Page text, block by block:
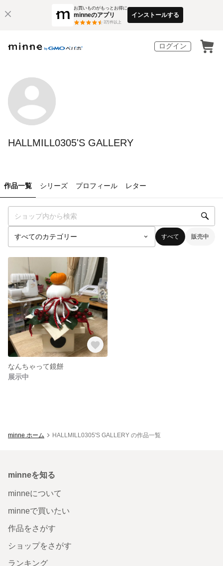
お買いものがもっとお得に
minneのアプリ
3万件以上
インストールする
ログイン
HALLMILL0305'S GALLERY
作品一覧 シリーズ プロフィール レター
すべて 販売中
なんちゃって鏡餅
展示中
minne ホーム HALLMILL0305'S GALLERY の作品一覧
minneを知る
minneについて
minneで買いたい
作品をさがす
ショップをさがす
ランキング